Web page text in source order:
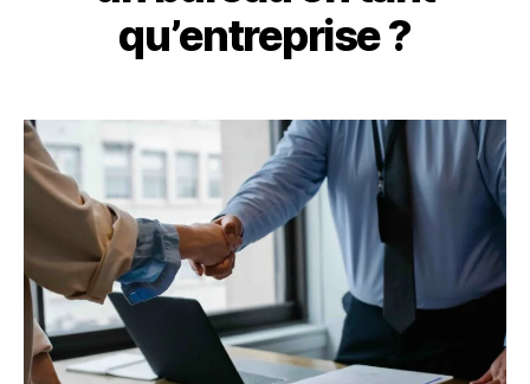
qu’entreprise ?